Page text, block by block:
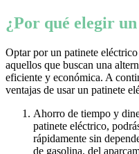
¿Por qué elegir
Optar por un patinete
aquellos que buscan una
eficiente y económica. A
ventajas de usar un patinete
Ahorro de tiempo y
patinete eléctrico,
rápidamente sin
de gasolina, del